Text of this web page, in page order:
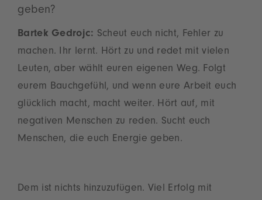
geben?
Bartek Gedrojc: Scheut euch nicht, Fehler zu
machen. Ihr lernt. Hört zu und redet mit vielen
Leuten, aber wählt euren eigenen Weg. Folgt
eurem Bauchgefühl, und wenn eure Arbeit euch
glücklich macht, macht weiter. Hört auf, mit
negativen Menschen zu reden. Sucht euch
Menschen, die euch Energie geben.
Dem ist nichts hinzuzufügen. Viel Erfolg mit